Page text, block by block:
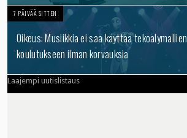
7 PÄIVÄÄ SITTEN
Oikeus: Musiikkia ei saa käyttää tekoälymallien
koulutukseen ilman korvauksia
Laajempi uutislistaus